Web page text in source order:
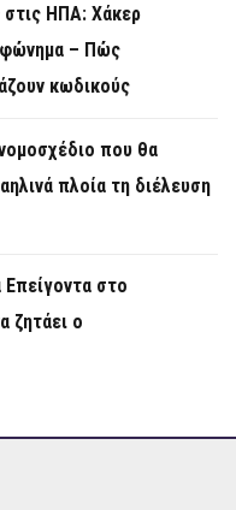
στις ΗΠΑ: Χάκερ
– Πώς
κωδικούς
που θα
πλοία τη διέλευση
στο
ζητάει ο